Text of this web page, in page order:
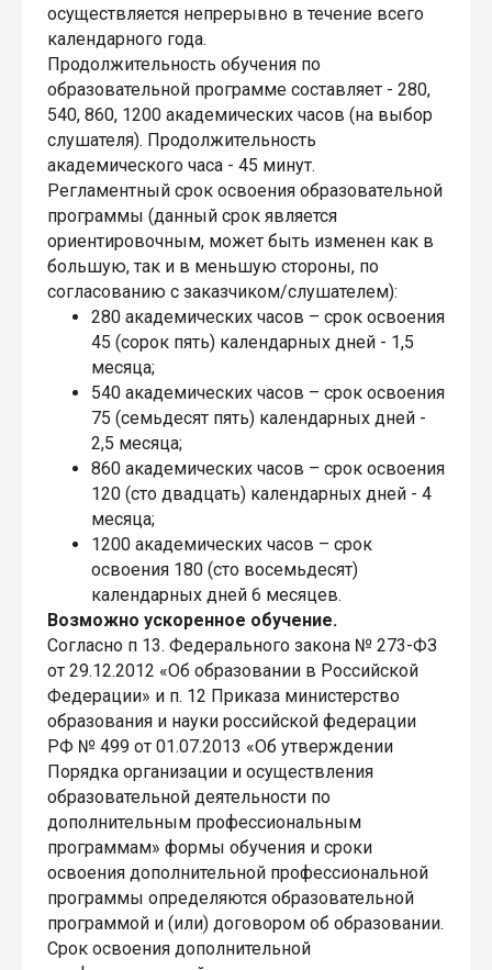
осуществляется непрерывно в течение всего
календарного года.
Продолжительность обучения по
образовательной программе составляет - 280,
540, 860, 1200 академических часов (на выбор
слушателя). Продолжительность
академического часа - 45 минут.
Регламентный срок освоения образовательной
программы (данный срок является
ориентировочным, может быть изменен как в
большую, так и в меньшую стороны, по
согласованию с заказчиком/слушателем):
280 академических часов – срок освоения
45 (сорок пять) календарных дней - 1,5
месяца;
540 академических часов – срок освоения
75 (семьдесят пять) календарных дней -
2,5 месяца;
860 академических часов – срок освоения
120 (сто двадцать) календарных дней - 4
месяца;
1200 академических часов – срок
освоения 180 (сто восемьдесят)
календарных дней 6 месяцев.
Возможно ускоренное обучение.
Согласно п 13. Федерального закона № 273-ФЗ
от 29.12.2012 «Об образовании в Российской
Федерации» и п. 12 Приказа министерство
образования и науки российской федерации
РФ № 499 от 01.07.2013 «Об утверждении
Порядка организации и осуществления
образовательной деятельности по
дополнительным профессиональным
программам» формы обучения и сроки
освоения дополнительной профессиональной
программы определяются образовательной
программой и (или) договором об образовании.
Срок освоения дополнительной